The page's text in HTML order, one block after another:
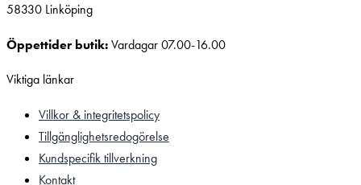
58330 Linköping
Öppettider butik:Vardagar 07.00-16.00
Viktiga länkar
Villkor & integritetspolicy
Tillgänglighetsredogörelse
Kundspecifik tillverkning
Kontakt